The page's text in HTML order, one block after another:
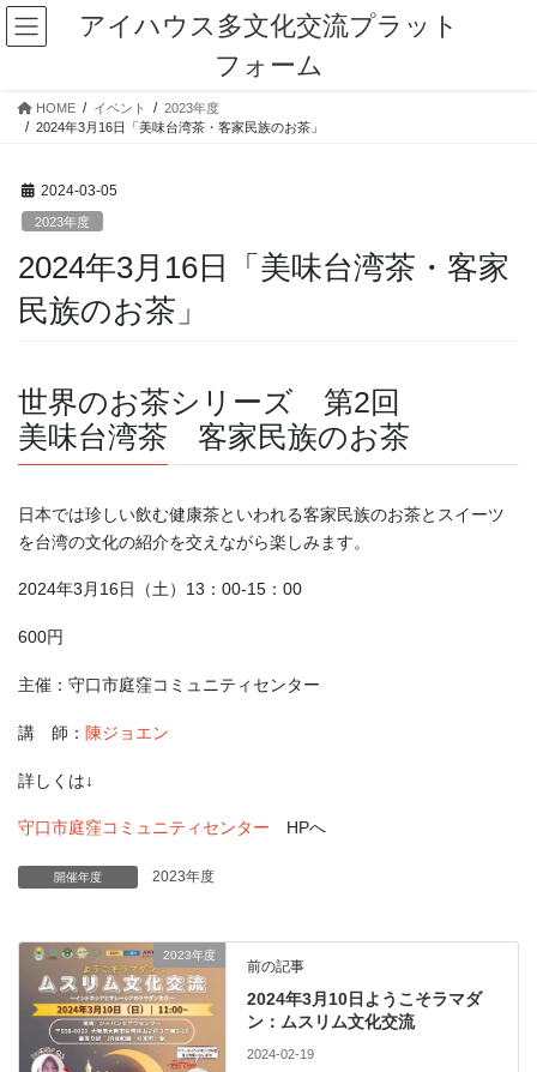
コ
ン
ナ
ビ
アイハウス多文化交流プラット
フォーム
HOME イベント
2023年度
2024年3月16日「美味台湾茶・客家民族のお茶」
2024-03-05
2023年度
2024年3月16日「美味台湾茶・客家
民族のお茶」
世界のお茶シリーズ 第2回
美味台湾茶 客家民族のお茶
日本では珍しい飲む健康茶といわれる客家民族のお茶とスイーツ
を台湾の文化の紹介を交えながら楽しみます。
2024年3月16日（土）13：00-15：00
600円
主催：守口市庭窪コミュニティセンター
講 師： 陳ジョエン
詳しくは↓
守口市庭窪コミュニティセンター HPへ
開催年度 2023年度
2023年度
前の記事
2024年3月10日ようこそラマダ
ン：ムスリム文化交流
2024-02-19